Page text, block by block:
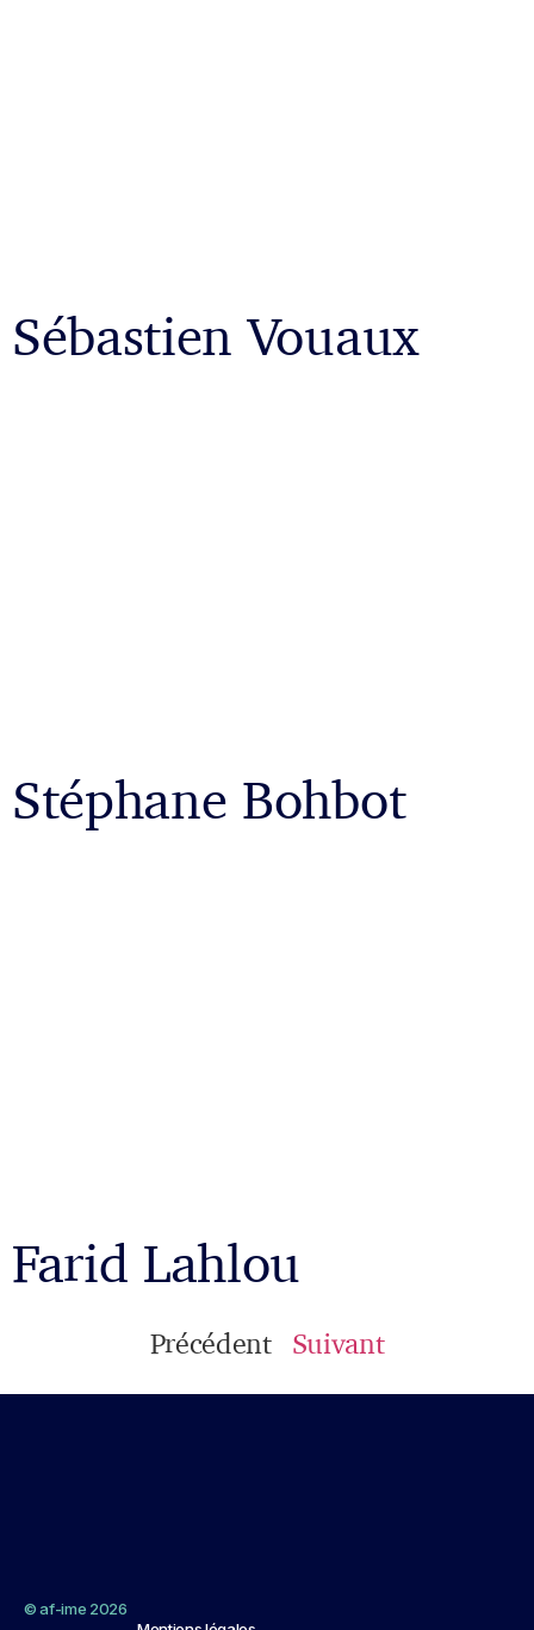
Sébastien Vouaux
Stéphane Bohbot
Farid Lahlou
Précédent Suivant
© af-ime 2026